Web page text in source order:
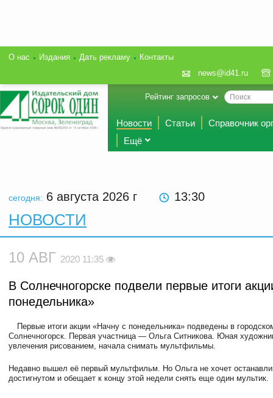
О нас Издания Дать рекламу
Контакты
news@id41.ru
Рейтинг запросов
Новости Статьи
Справочник
Ещё
сегодня: 6 августа 2026 г 13:30
НОВОСТИ
10 АВГ 2020 11:35
В Солнечногорске подвели первые итоги
понедельника»
Первые итоги акции «Начну с понедельника» подведены в
Солнечногорск. Первая участница — Ольга Ситникова. Юная
увлечения рисованием, начала снимать мультфильмы.
Недавно вышел её первый мультфильм. Но Ольга не хочет
достигнутом и обещает к концу этой недели снять еще один мультик.